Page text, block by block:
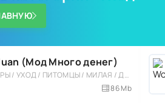
(Мод Много денег)
СИМУЛЯТОРЫ / УХОД / ПИТОМЦЫ / МИЛАЯ / ДЛЯ ДЕТЕЙ / ОДНОПОЛЬЗОВАТЕЛЬСКИЕ / ОФЛАЙН / ВЕСЁЛАЯ / РАЗВЛЕЧЕНИЯ / МОД / МАЛЕНЬКАЯ
86 Mb